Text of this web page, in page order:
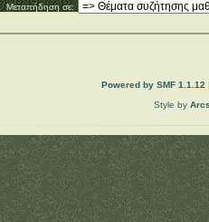
Μεταπήδηση σε:
Powered by SMF 1.1.12
Style by